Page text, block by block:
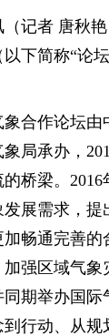
记者 唐秋
下简称“论
合作论坛由
局承办，
桥梁。
展需求，
畅通完善
强区域气
期举办国
行动、从